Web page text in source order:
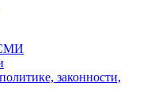
законности,